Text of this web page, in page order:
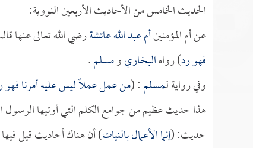
الحديث الخامس من الأحاديث الأربعين النووية:
عن أم المؤمنينأم عبد الله عائشةرضي الله تعالى عنها
فهو رد) رواهالبخاريومسلم.
وفي رواية لـمسلم: (من عمل عملاً ليس عليه أمرنا فهو
هذا حديث عظيم من جوامع الكلم التي أوتيها الرسول
حديث: (إنما الأعمال بالنيات) أن هناك أحاديث قيل